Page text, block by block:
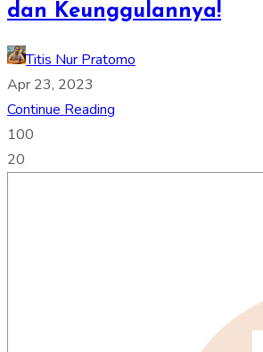
dan Keunggulannya!
Titis Nur Pratomo
Apr 23, 2023
Continue Reading
100
20